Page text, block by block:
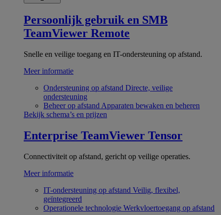
Persoonlijk gebruik en SMB
TeamViewer Remote
Snelle en veilige toegang en IT-ondersteuning op afstand.
Meer informatie
Ondersteuning op afstand Directe, veilige
ondersteuning
Beheer op afstand Apparaten bewaken en beheren
Bekijk schema’s en prijzen
Enterprise TeamViewer Tensor
Connectiviteit op afstand, gericht op veilige operaties.
Meer informatie
IT-ondersteuning op afstand Veilig, flexibel,
geïntegreerd
Operationele technologie Werkvloertoegang op afstand